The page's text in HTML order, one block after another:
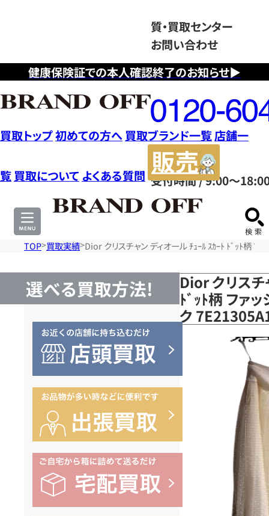
健康保険証での本人確認終了のお知らせ▶
質・買取センター
お問い合わせ
フ
リ
ー
ダ
イ
ヤ
ル
0120604117
受付時間 / 9:00～
買取トップ初めての方へ 買取ブランド一覧店舗一
覧 買取について よくある質問
サ
TOP 買取実績 Dior クリスチャン ディオール ﾁｭｰﾙ ｽｶｰﾄ ﾄﾞｯﾄ柄
選べる買取方法!
Dior クリスチ
ﾄﾞｯﾄ柄 ファ
ク